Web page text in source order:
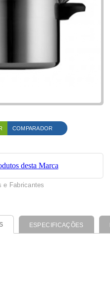
COMPARADOR
e Fabricantes
ESPECIFICAÇÕES